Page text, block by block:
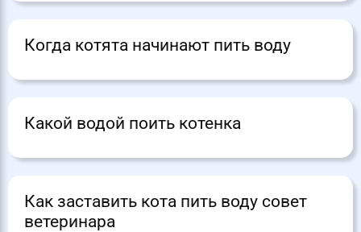
Когда котята начинают пить воду
Какой водой поить котенка
Как заставить кота пить воду совет
ветеринара